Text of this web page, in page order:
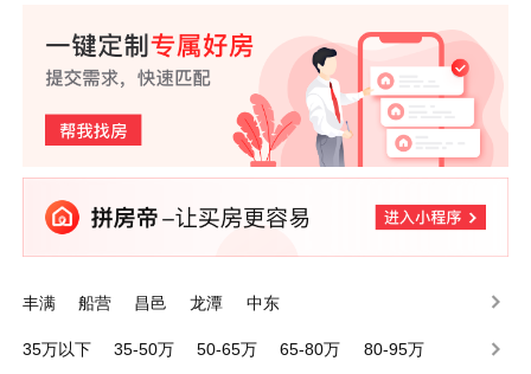
丰满 船营 昌邑 龙潭 中东
35万以下 35-50万 50-65万 65-80万
80-95万